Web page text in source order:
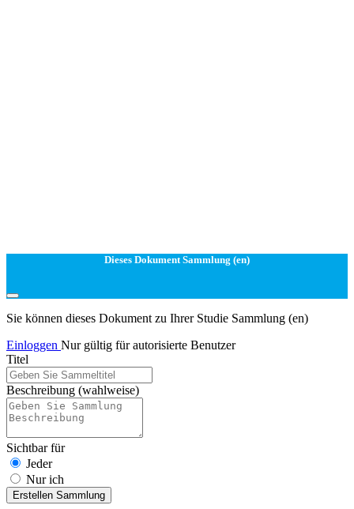
Dieses Dokument Sammlung (en)
Sie können dieses Dokument zu Ihrer Studie Sammlung (en)
Einloggen Nur gültig für autorisierte Benutzer
Titel
Beschreibung (wahlweise)
Sichtbar für
Jeder
Nur ich
Erstellen Sammlung